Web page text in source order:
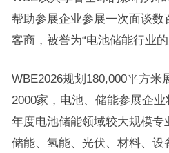
帮助参展企业参展一次面谈
客商，被誉为“电池储能行业的
WBE2026规划180,000平方米
2000家，电池、储能参展企
年度电池储能领域较大规模专
储能、氢能、光伏、材料、